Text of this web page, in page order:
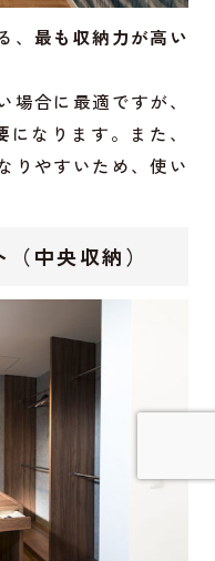
、最も収納力が高い
場合に最適ですが、
になります。また、
りやすいため、使い
中央収納）
見てみる